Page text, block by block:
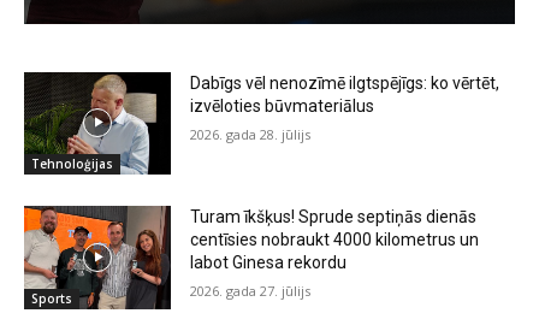
Tehnoloģijas
Dabīgs vēl nenozīmē ilgtspējīgs: ko vērtēt,
izvēloties būvmateriālus
2026. gada 28. jūlijs
Sports
Turam īkšķus! Sprude septiņās dienās
centīsies nobraukt 4000 kilometrus un
labot Ginesa rekordu
2026. gada 27. jūlijs